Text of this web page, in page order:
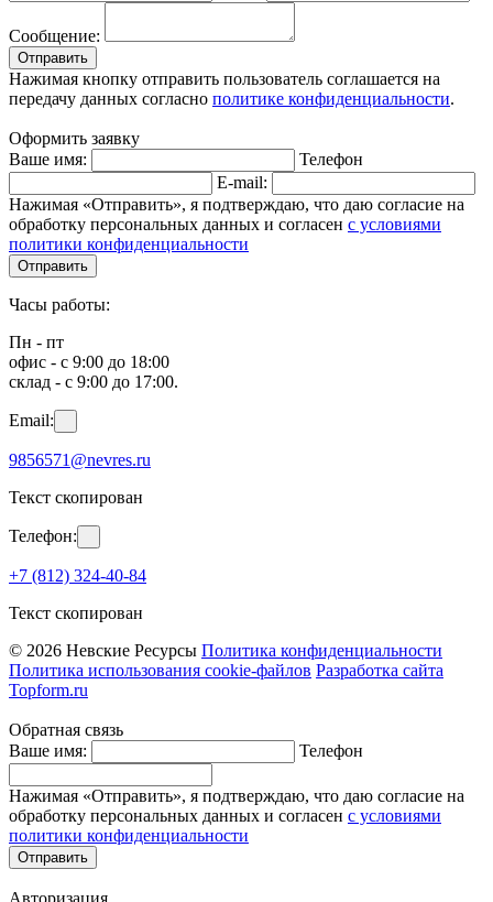
Сообщение:
Отправить
Нажимая кнопку отправить пользователь соглашается на
передачу данных согласно политике конфиденциальности.
Оформить заявку
Ваше имя:
Телефон
E-mail:
Нажимая «Отправить», я подтверждаю, что даю согласие на
обработку персональных данных и согласен с условиями
политики конфиденциальности
Отправить
Часы работы:
Пн - пт
офис - с 9:00 до 18:00
склад - с 9:00 до 17:00.
Email:
9856571@nevres.ru
Текст скопирован
Телефон:
+7 (812) 324-40-84
Текст скопирован
© 2026 Невские Ресурсы Политика конфиденциальности
Политика использования cookie-файлов Разработка сайта
Topform.ru
Обратная связь
Ваше имя:
Телефон
Нажимая «Отправить», я подтверждаю, что даю согласие на
обработку персональных данных и согласен с условиями
политики конфиденциальности
Отправить
Авторизация